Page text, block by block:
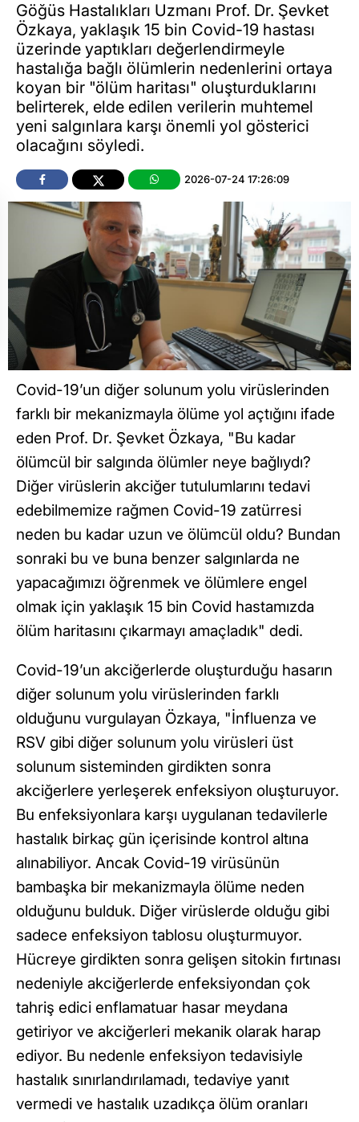
Göğüs Hastalıkları Uzmanı Prof. Dr. Şevket
Özkaya, yaklaşık 15 bin Covid-19 hastası
üzerinde yaptıkları değerlendirmeyle
hastalığa bağlı ölümlerin nedenlerini ortaya
koyan bir "ölüm haritası" oluşturduklarını
belirterek, elde edilen verilerin muhtemel
yeni salgınlara karşı önemli yol gösterici
olacağını söyledi.
2026-07-24 17:26:09
Covid-19’un diğer solunum yolu virüslerinden
farklı bir mekanizmayla ölüme yol açtığını ifade
eden Prof. Dr. Şevket Özkaya, "Bu kadar
ölümcül bir salgında ölümler neye bağlıydı?
Diğer virüslerin akciğer tutulumlarını tedavi
edebilmemize rağmen Covid-19 zatürresi
neden bu kadar uzun ve ölümcül oldu? Bundan
sonraki bu ve buna benzer salgınlarda ne
yapacağımızı öğrenmek ve ölümlere engel
olmak için yaklaşık 15 bin Covid hastamızda
ölüm haritasını çıkarmayı amaçladık" dedi.
Covid-19’un akciğerlerde oluşturduğu hasarın
diğer solunum yolu virüslerinden farklı
olduğunu vurgulayan Özkaya, "İnfluenza ve
RSV gibi diğer solunum yolu virüsleri üst
solunum sisteminden girdikten sonra
akciğerlere yerleşerek enfeksiyon oluşturuyor.
Bu enfeksiyonlara karşı uygulanan tedavilerle
hastalık birkaç gün içerisinde kontrol altına
alınabiliyor. Ancak Covid-19 virüsünün
bambaşka bir mekanizmayla ölüme neden
olduğunu bulduk. Diğer virüslerde olduğu gibi
sadece enfeksiyon tablosu oluşturmuyor.
Hücreye girdikten sonra gelişen sitokin fırtınası
nedeniyle akciğerlerde enfeksiyondan çok
tahriş edici enflamatuar hasar meydana
getiriyor ve akciğerleri mekanik olarak harap
ediyor. Bu nedenle enfeksiyon tedavisiyle
hastalık sınırlandırılamadı, tedaviye yanıt
vermedi ve hastalık uzadıkça ölüm oranları